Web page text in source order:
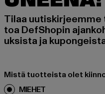
Tilaa
toa DefShopin
uksista ja
Mistä tuotteista olet
MIEHET